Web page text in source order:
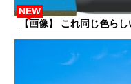
【画像】 これ同じ色ら
NEW